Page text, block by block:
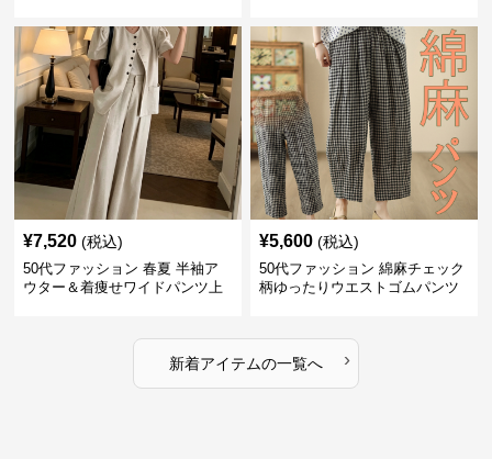
¥7,520 (税込)
50代ファッション 春夏 半袖ア
ウター＆着痩せワイドパンツ上
¥5,600 (税込)
50代ファッション 綿麻チェック
柄ゆったりウエストゴムパンツ
新着アイテムの一覧へ ›